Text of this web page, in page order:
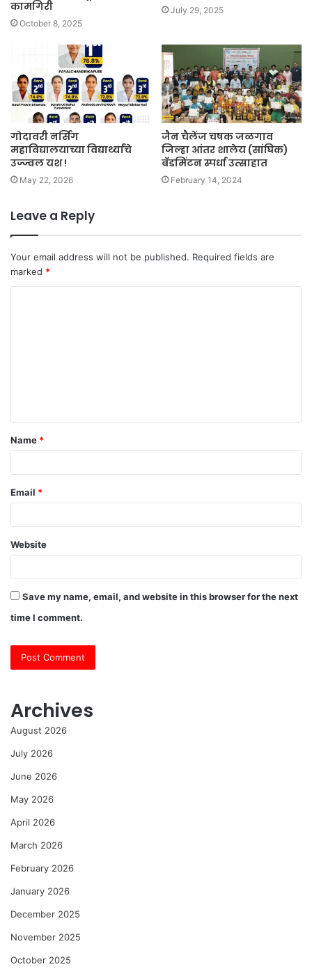
कामगिरी
October 8, 2025
July 29, 2025
गोदावरी नर्सिंग
महाविद्यालयाच्या विद्यार्थ्यांचे
उज्ज्वल यश !
May 22, 2026
जैन चैलेंज चषक जळगाव
जिल्हा आंतर शालेय (सांघिक)
बॅडमिंटन स्पर्धा उत्साहात
February 14, 2024
Leave a Reply
Your email address will not be published. Required fields are
marked *
t
*
Name *
Email *
Website
Save my name, email, and website in this browser for the next
time I comment.
Archives
August 2026
July 2026
June 2026
May 2026
April 2026
March 2026
February 2026
January 2026
December 2025
November 2025
October 2025